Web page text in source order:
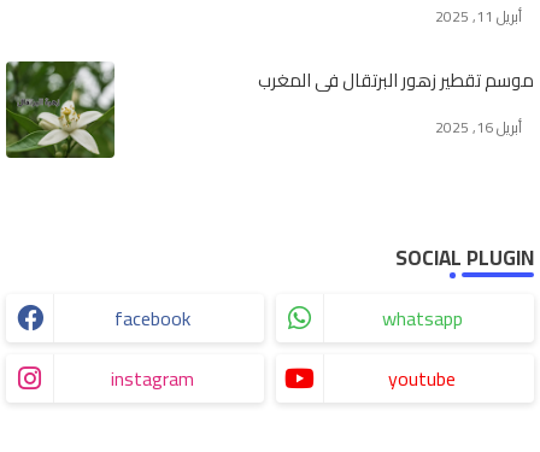
أبريل 11, 2025
موسم تقطير زهور البرتقال في المغرب
أبريل 16, 2025
SOCIAL PLUGIN
facebook
whatsapp
instagram
youtube